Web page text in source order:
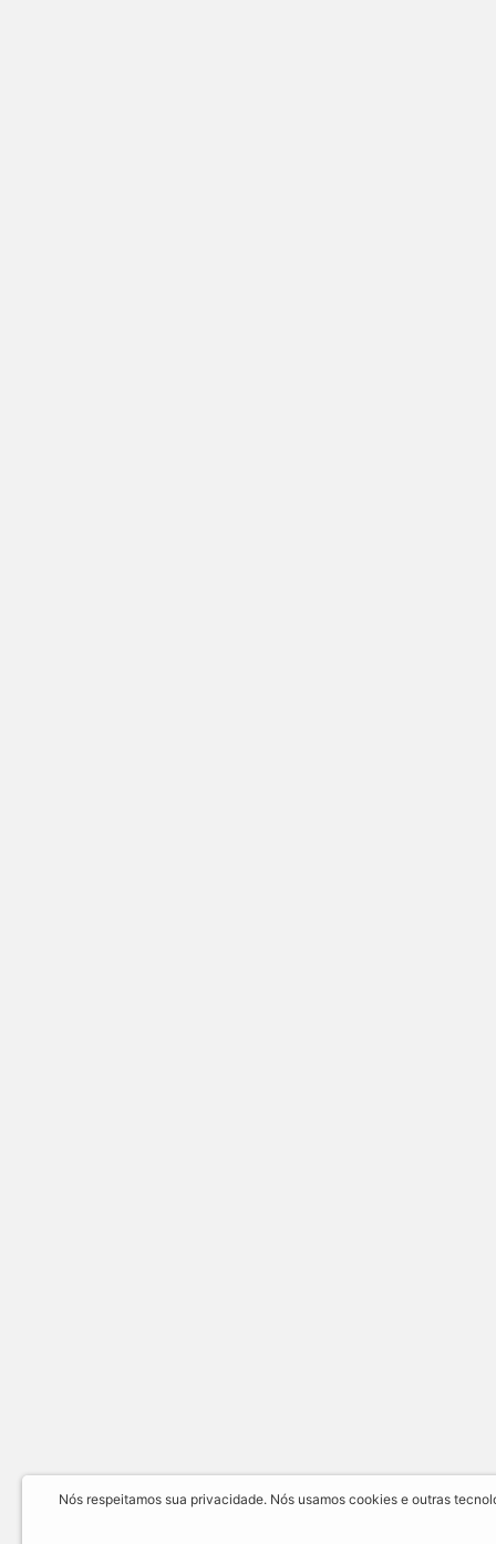
Nós respeitamos sua privacidade. Nós usamos cookies e outras